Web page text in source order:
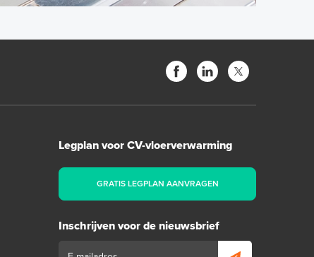
Legplan voor CV-vloerverwarming
GRATIS LEGPLAN AANVRAGEN
Inschrijven voor de nieuwsbrief